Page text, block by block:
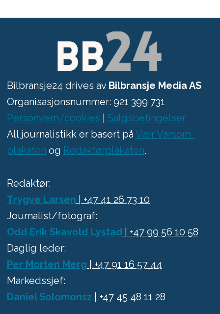
Bilbransje24 drives av Bilbransje Media AS
Organisasjonsnummer: 921 399 731
Personvern/cookies
Salgsbetingelser
All journalistikk er basert på Vær Varsom-
plakaten og Redaktørplakaten.
Redaktør:
Trygve Larsen | +47 41 26 73 10
Journalist/fotograf:
Odd Erik Skavold Lystad| +47 99 56 10 58
Daglig leder:
Per Morten Merg | +47 91 16 57 44
Markedssjef:
Daniel Solomonsz | +47 45 48 11 28